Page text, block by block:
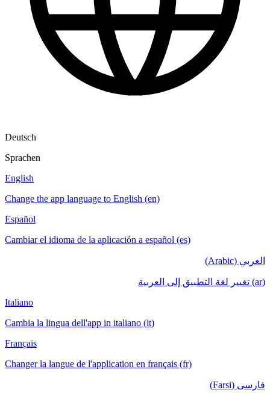
Deutsch
Sprachen
English
Change the app language to English (en)
Español
Cambiar el idioma de la aplicación a español (es)
العربي (Arabic)
(ar) تغيير لغة التطبيق إلى العربية
Italiano
Cambia la lingua dell'app in italiano (it)
Français
Changer la langue de l'application en français (fr)
فارسی (Farsi)